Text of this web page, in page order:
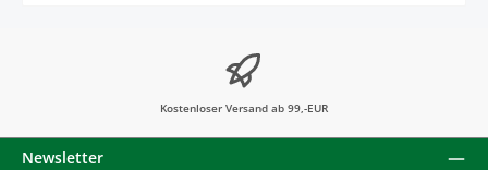
Kostenloser Versand ab 99,-EUR
Newsletter